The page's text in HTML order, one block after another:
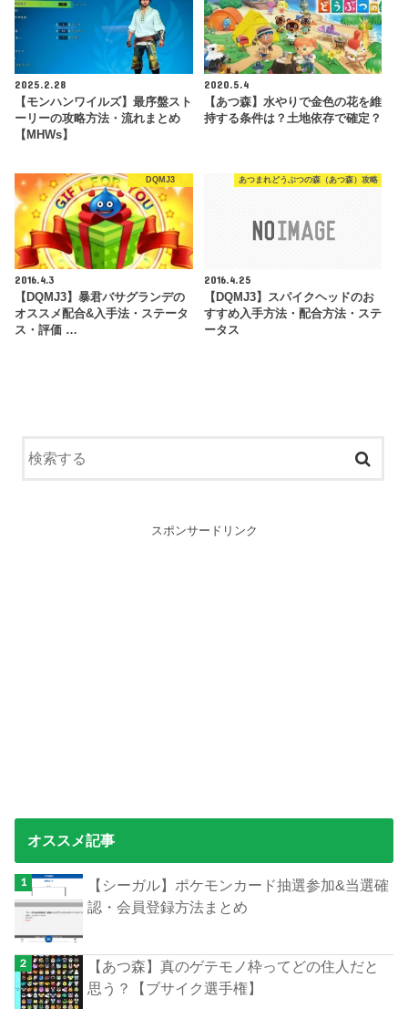
2025.2.28
【モンハンワイルズ】最序盤スト
ーリーの攻略方法・流れまとめ
【MHWs】
2020.5.4
【あつ森】水やりで金色の花を維
持する条件は？土地依存で確定？
DQMJ3
2016.4.3
【DQMJ3】暴君バサグランデの
オススメ配合&入手法・ステータ
ス・評価 …
あつまれどうぶつの森（あつ森）攻略
2016.4.25
【DQMJ3】スパイクヘッドのお
すすめ入手方法・配合方法・ステ
ータス
スポンサードリンク
オススメ記事
【シーガル】ポケモンカード抽選参加&当選確
認・会員登録方法まとめ
【あつ森】真のゲテモノ枠ってどの住人だと
思う？【ブサイク選手権】